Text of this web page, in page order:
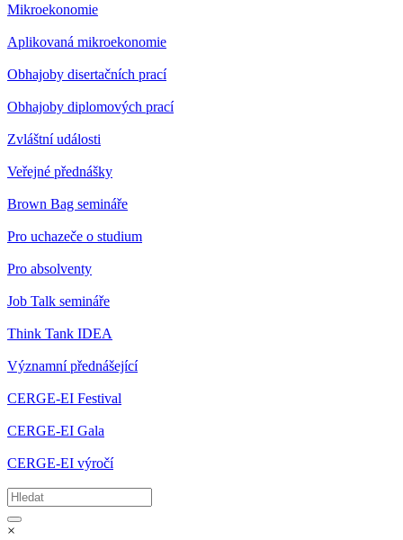
Mikroekonomie
Aplikovaná mikroekonomie
Obhajoby disertačních prací
Obhajoby diplomových prací
Zvláštní události
Veřejné přednášky
Brown Bag semináře
Pro uchazeče o studium
Pro absolventy
Job Talk semináře
Think Tank IDEA
Významní přednášející
CERGE-EI Festival
CERGE-EI Gala
CERGE-EI výročí
×